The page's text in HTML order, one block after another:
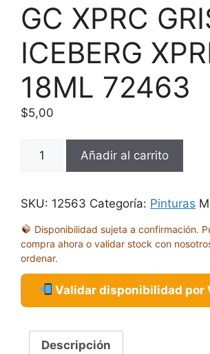
GC XPRC
ICEBERG
18ML 72463
$5,00
XPRC
ICEBERG
18ML
72463
cantidad
Añadir al carrito
SKU: 12563 Categoría: Pinturas
Disponibilidad sujeta a confirmación.
compra ahora o validar stock con
ordenar.
Validar disponibilidad por
Descripción